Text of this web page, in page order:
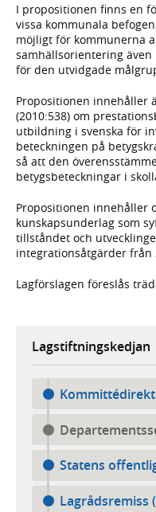
I propositionen finns en
vissa kommunala
möjligt för kommunerna
samhällsorientering
för den utvidgade
Propositionen innehåller
(2010:538) om
utbildning i svenska för
beteckningen på
så att den
betygsbeteckningar i
Propositionen innehåller
kunskapsunderlag som
tillståndet och
integrationsåtgärder från
Lagförslagen föreslås
Lagstiftningskedjan
Statens
Lagrådsremiss